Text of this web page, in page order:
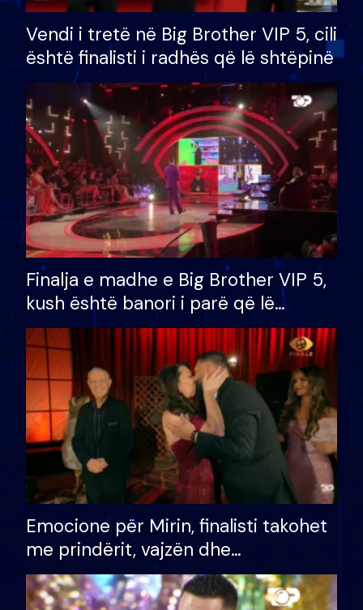
Vendi i tretë në Big Brother VIP 5, cili
është finalisti i radhës që lë shtëpinë
Finalja e madhe e Big Brother VIP 5,
kush është banori i parë që lë
shtëpinë dhe humb mundësinë për
të fituar çmimin e madh
Emocione për Mirin, finalisti takohet
me prindërit, vajzën dhe
bashkëshorten: S’kemi ndonjë letër
divorci apo jo?